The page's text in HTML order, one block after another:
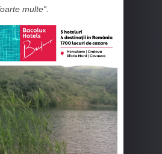
multe”.